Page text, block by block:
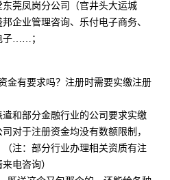
东莞凤岗分公司（官井头大运城
企业管理咨询、乐付电子商务、
子……；
金有要求吗？注册时需要实缴注册
和部分金融行业的公司要求实缴
对于注册资金均没有数额限制，
注：部分行业办理相关资质有注
电咨询）